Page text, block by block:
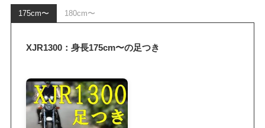
175cm〜 180cm〜
XJR1300：身長175cm〜の足つき